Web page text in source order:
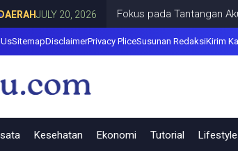
20, 2026 Fokus pada Tantangan Akun Tiruan
SitemapDisclaimerPrivacy PliceSusunan RedaksiKirim
Kesehatan Ekonomi Tutorial Lifestyle